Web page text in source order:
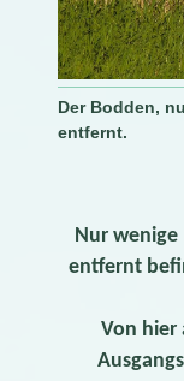
Der Bodden,
entfernt.
Nur
entfernt
Von hier